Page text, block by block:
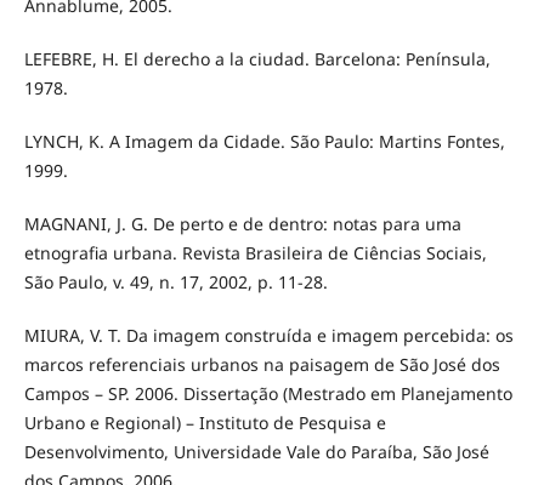
Annablume, 2005.
LEFEBRE, H. El derecho a la ciudad. Barcelona: Península,
1978.
LYNCH, K. A Imagem da Cidade. São Paulo: Martins Fontes,
1999.
MAGNANI, J. G. De perto e de dentro: notas para uma
etnografia urbana. Revista Brasileira de Ciências Sociais,
São Paulo, v. 49, n. 17, 2002, p. 11-28.
MIURA, V. T. Da imagem construída e imagem percebida: os
marcos referenciais urbanos na paisagem de São José dos
Campos – SP. 2006. Dissertação (Mestrado em Planejamento
Urbano e Regional) – Instituto de Pesquisa e
Desenvolvimento, Universidade Vale do Paraíba, São José